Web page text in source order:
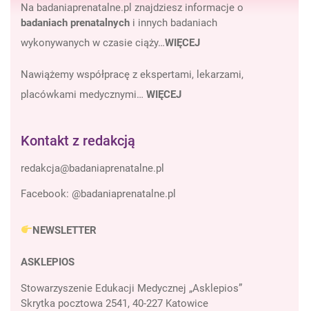
Na badaniaprenatalne.pl znajdziesz informacje o
badaniach prenatalnych i innych badaniach
wykonywanych w czasie ciąży…WIĘCEJ
Nawiążemy współpracę z ekspertami, lekarzami,
placówkami medycznymi… WIĘCEJ
Kontakt z redakcją
Facebook: @badaniaprenatalne.pl
NEWSLETTER
ASKLEPIOS
Stowarzyszenie Edukacji Medycznej „Asklepios”
Skrytka pocztowa 2541, 40-227 Katowice